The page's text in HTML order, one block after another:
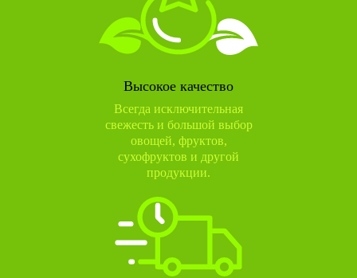
Высокое качество
Всегда исключительная
свежесть и большой выбор
овощей, фруктов,
сухофруктов и другой
продукции.